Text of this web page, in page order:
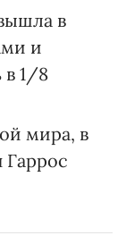
в
и
в 1/8
мира, в
Гаррос